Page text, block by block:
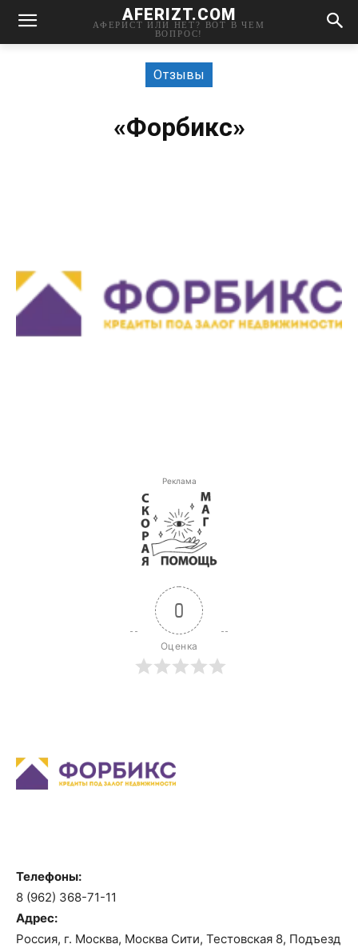
AFERIZT.COM
АФЕРИСТ ИЛИ НЕТ? ВОТ В ЧЕМ
ВОПРОС!
Отзывы
«Форбикс»
Реклама
0
Оценка
Телефоны:
8 (962) 368-71-11
Адрес:
Россия, г. Москва, Москва Сити, Тестовская 8, Подъезд